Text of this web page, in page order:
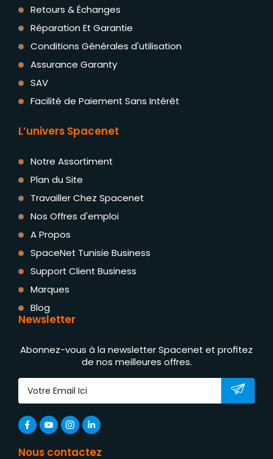
Retours & Échanges
Réparation Et Garantie
Conditions Générales d'utilisation
Assurance Garanty
SAV
Facilité de Paiement Sans Intérêt
L’univers Spacenet
Notre Assortiment
Plan du Site
Travailler Chez Spacenet
Nos Offres d'emploi
A Propos
SpaceNet Tunisie Business
Support Client Business
Marques
Blog
Newsletter
Abonnez-vous à la newsletter Spacenet et profitez
de nos meilleures offres.
Nous contactez